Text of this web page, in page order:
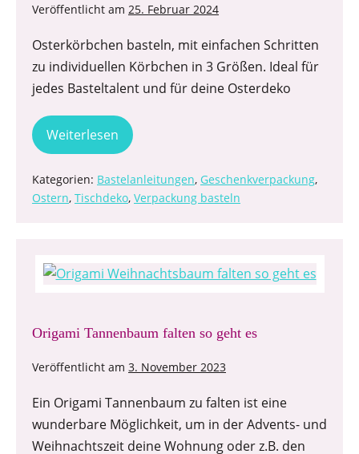
Veröffentlicht am 25. Februar 2024
Osterkörbchen basteln, mit einfachen Schritten
zu individuellen Körbchen in 3 Größen. Ideal für
jedes Basteltalent und für deine Osterdeko
Weiterlesen
Kategorien: Bastelanleitungen, Geschenkverpackung,
Ostern, Tischdeko, Verpackung basteln
Origami Tannenbaum falten so geht es
Veröffentlicht am 3. November 2023
Ein Origami Tannenbaum zu falten ist eine
wunderbare Möglichkeit, um in der Advents- und
Weihnachtszeit deine Wohnung oder z.B. den